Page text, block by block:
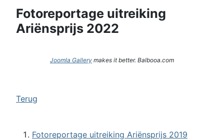
Fotoreportage uitreiking
Ariënsprijs 2022
Joomla Gallery makes it better. Balbooa.com
Terug
Fotoreportage uitreiking Ariënsprijs 2019